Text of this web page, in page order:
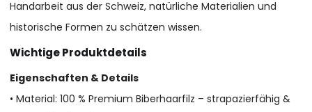
Handarbeit aus der Schweiz, natürliche Materialien und
historische Formen zu schätzen wissen.
Wichtige Produktdetails
Eigenschaften & Details
• Material: 100 % Premium Biberhaarfilz – strapazierfähig &